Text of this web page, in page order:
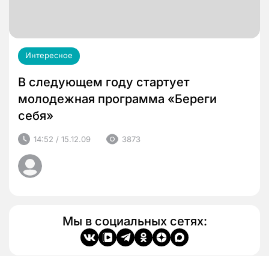
Интересное
В следующем году стартует
молодежная программа «Береги
себя»
14:52 / 15.12.09 3873
Мы в социальных сетях: